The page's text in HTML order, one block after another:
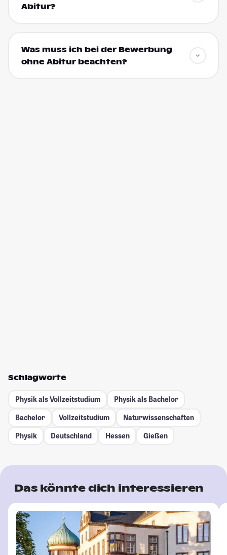
Abitur?
Was muss ich bei der Bewerbung
ohne Abitur beachten?
Schlagworte
Physik als Vollzeitstudium
Physik als Bachelor
Bachelor
Vollzeitstudium
Naturwissenschaften
Physik
Deutschland Hessen Gießen
Das könnte dich interessieren